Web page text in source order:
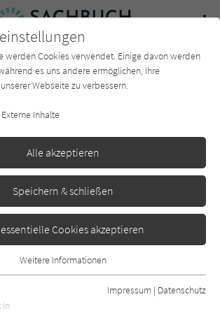
Forum Charts Newsletter
März 2025 0
werden Cookies verwendet. Einige davon werden
es uns andere ermöglichen, Ihre
Webseite zu verbessern.
Externe Inhalte
Alle akzeptieren
Speichern & schließen
Cookies akzeptieren
werden für grundlegende Funktionen der
Dadurch ist gewährleistet, dass die Webseite
Weitere Informationen
Impressum | Datenschutz